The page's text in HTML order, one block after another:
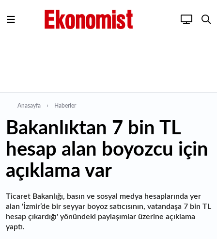
Anasayfa Haberler
Bakanlıktan 7 bin TL
hesap alan boyozcu için
açıklama var
Ticaret Bakanlığı, basın ve sosyal medya hesaplarında yer
alan 'İzmir’de bir seyyar boyoz satıcısının, vatandaşa 7 bin TL
hesap çıkardığı' yönündeki paylaşımlar üzerine açıklama
yaptı.